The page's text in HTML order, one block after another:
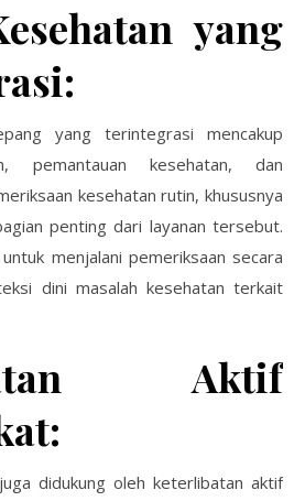
yang
yang terintegrasi mencakup
pemantauan kesehatan, dan
kesehatan rutin, khususnya
penting dari layanan tersebut.
menjalani pemeriksaan secara
dini masalah kesehatan terkait
Aktif
didukung oleh keterlibatan aktif